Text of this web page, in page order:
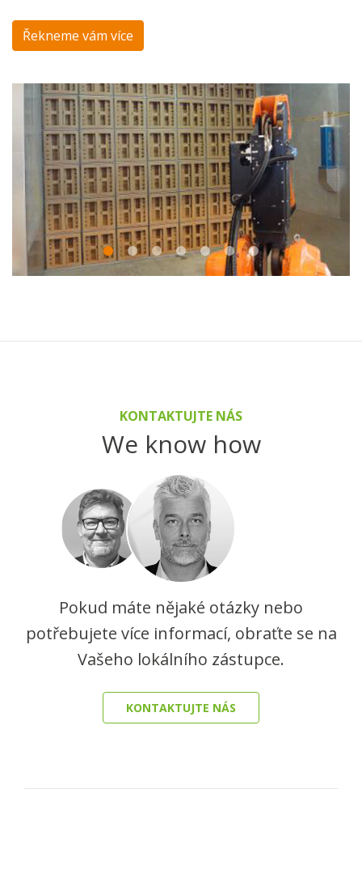
Řekneme vám více
KONTAKTUJTE NÁS
We know how
Pokud máte nějaké otázky nebo
potřebujete více informací, obraťte se na
Vašeho lokálního zástupce.
KONTAKTUJTE NÁS